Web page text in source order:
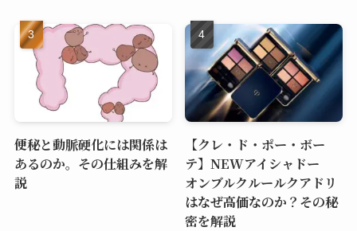
便秘と動脈硬化には関係は
あるのか。その仕組みを解
説
【クレ・ド・ポー・ボー
テ】NEWアイシャドー
オンブルクルールクアドリ
はなぜ高価なのか？その秘
密を解説